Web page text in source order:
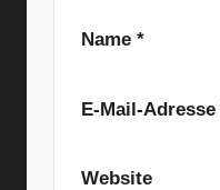
a
,
i
Name *
E-Mail-Adresse
Website